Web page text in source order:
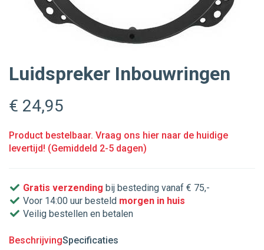
Luidspreker Inbouwringen
€ 24,95
Product bestelbaar. Vraag ons hier naar de huidige
levertijd! (Gemiddeld 2-5 dagen)
Gratis verzending bij besteding vanaf € 75,-
Voor 14:00 uur besteld morgen in huis
Veilig bestellen en betalen
BeschrijvingSpecificaties